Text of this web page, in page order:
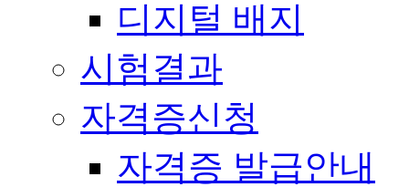
디지털 배지
시험결과
자격증신청
자격증 발급안내